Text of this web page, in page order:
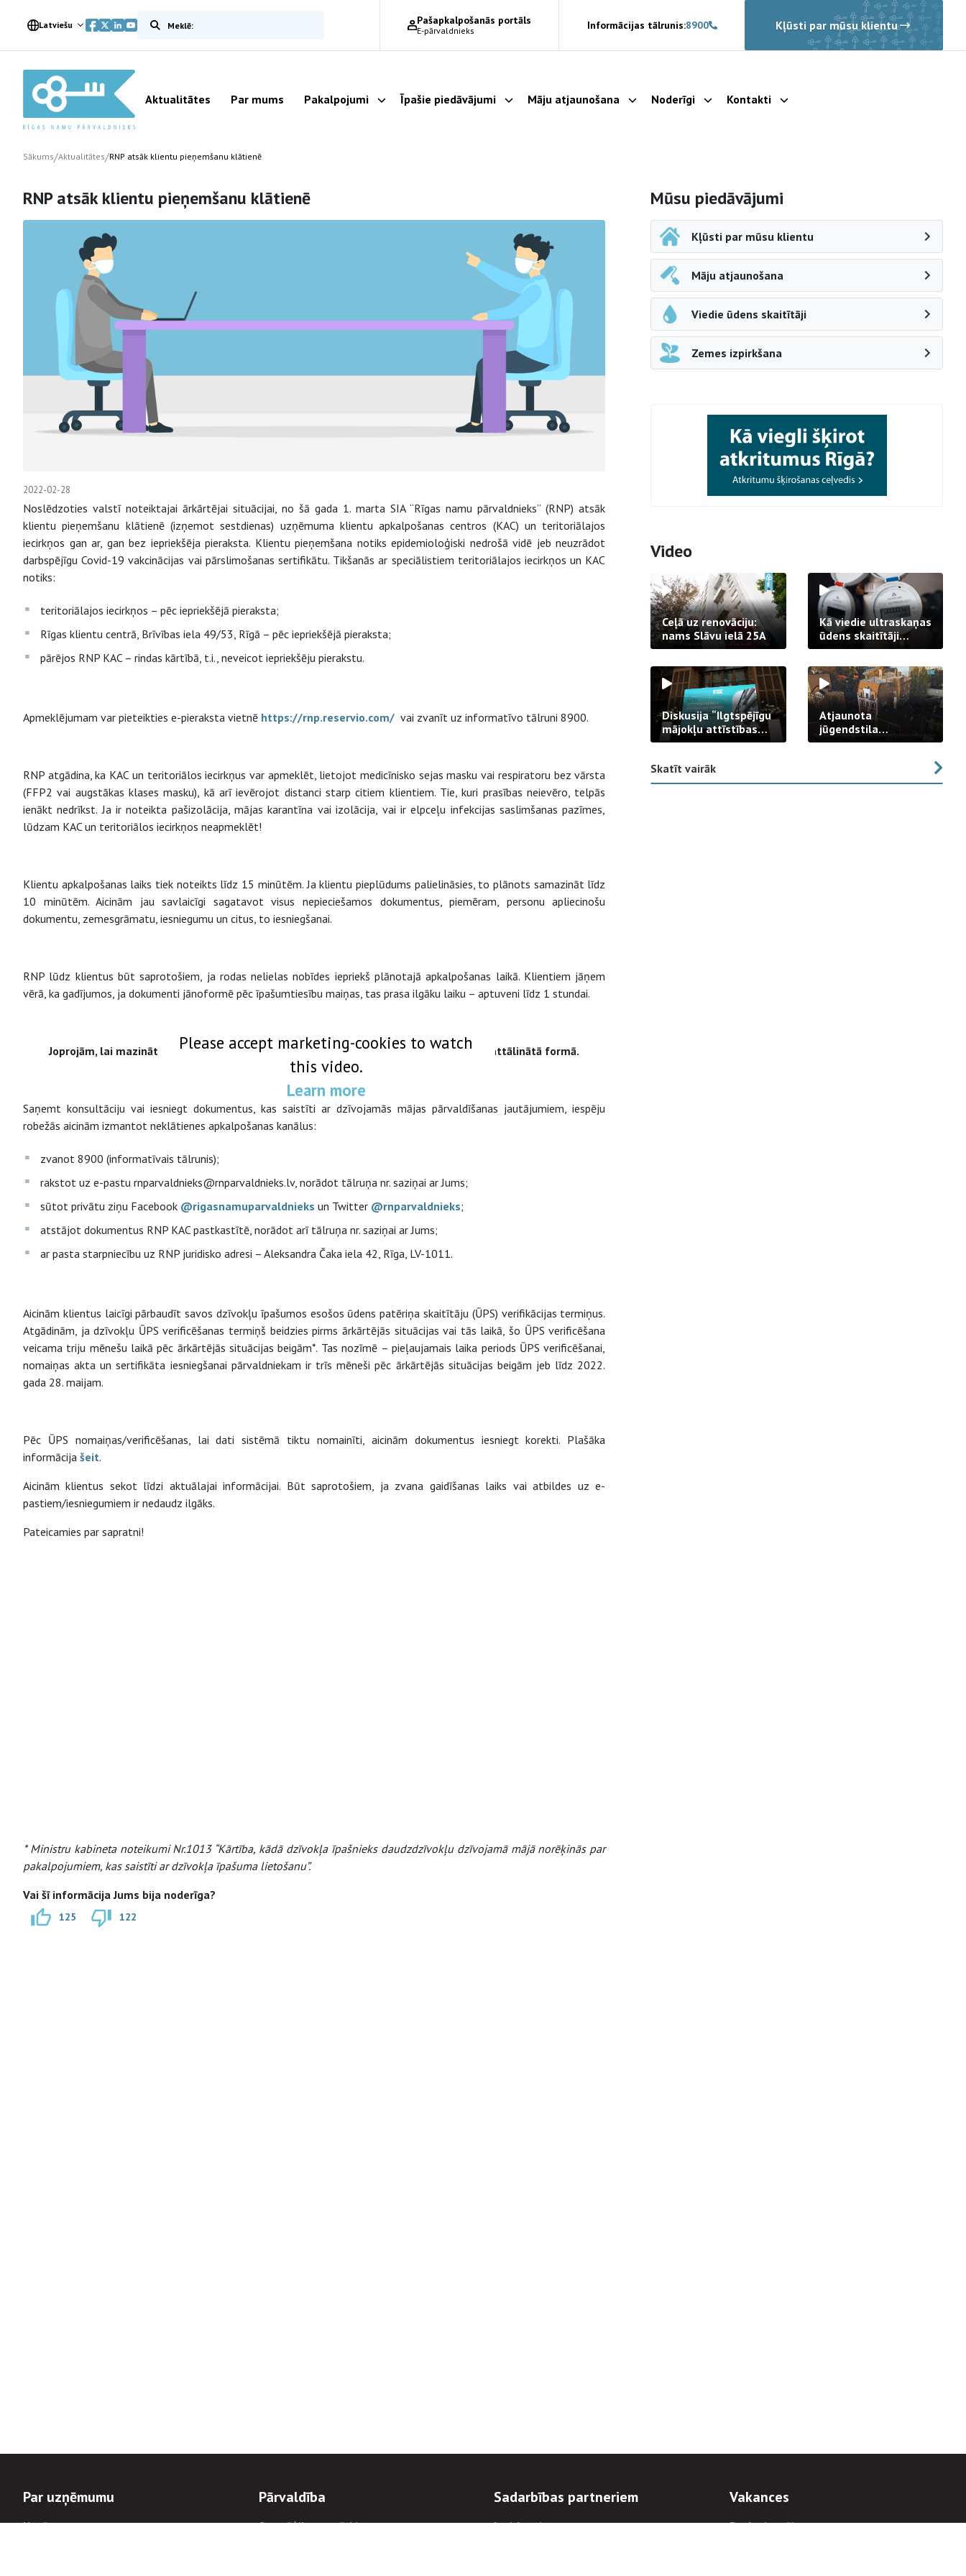
Latviešu Meklēt vietnē Pašapkalpošanās portāls
E-pārvaldnieks Informācijas tālrunis:8900 Kļūsti par mūsu klientu
Aktualitātes Par mums Pakalpojumi Parādīt apakšizvēlni
Īpašie piedāvājumi Parādīt apakšizvēlni
Māju atjaunošana Parādīt apakšizvēlni
Noderīgi Parādīt apakšizvēlni
Kontakti Parādīt apakšizvēlni
Sākums/Aktualitātes/RNP atsāk klientu pieņemšanu klātienē
RNP atsāk klientu pieņemšanu klātienē
2022-02-28
Noslēdzoties valstī noteiktajai ārkārtējai situācijai, no šā gada 1. marta SIA “Rīgas namu pārvaldnieks” (RNP) atsāk
klientu pieņemšanu klātienē (izņemot sestdienas) uzņēmuma klientu apkalpošanas centros (KAC) un teritoriālajos
iecirkņos gan ar, gan bez iepriekšēja pieraksta. Klientu pieņemšana notiks epidemioloģiski nedrošā vidē jeb neuzrādot
darbspējīgu Covid-19 vakcinācijas vai pārslimošanas sertifikātu. Tikšanās ar speciālistiem teritoriālajos iecirkņos un KAC
notiks:
teritoriālajos iecirkņos – pēc iepriekšējā pieraksta;
Rīgas klientu centrā, Brīvības iela 49/53, Rīgā – pēc iepriekšējā pieraksta;
pārējos RNP KAC – rindas kārtībā, t.i., neveicot iepriekšēju pierakstu.
Apmeklējumam var pieteikties e-pieraksta vietnē https://rnp.reservio.com/ vai zvanīt uz informatīvo tālruni 8900.
RNP atgādina, ka KAC un teritoriālos iecirkņus var apmeklēt, lietojot medicīnisko sejas masku vai respiratoru bez vārsta
(FFP2 vai augstākas klases masku), kā arī ievērojot distanci starp citiem klientiem. Tie, kuri prasības neievēro, telpās
ienākt nedrīkst. Ja ir noteikta pašizolācija, mājas karantīna vai izolācija, vai ir elpceļu infekcijas saslimšanas pazīmes,
lūdzam KAC un teritoriālos iecirkņos neapmeklēt!
Klientu apkalpošanas laiks tiek noteikts līdz 15 minūtēm. Ja klientu pieplūdums palielināsies, to plānots samazināt līdz
10 minūtēm. Aicinām jau savlaicīgi sagatavot visus nepieciešamos dokumentus, piemēram, personu apliecinošu
dokumentu, zemesgrāmatu, iesniegumu un citus, to iesniegšanai.
RNP lūdz klientus būt saprotošiem, ja rodas nelielas nobīdes iepriekš plānotajā apkalpošanas laikā. Klientiem jāņem
vērā, ka gadījumos, ja dokumenti jānoformē pēc īpašumtiesību maiņas, tas prasa ilgāku laiku – aptuveni līdz 1 stundai.
Joprojām, lai mazinātu Covid-19 izplatības riskus, aicinām klientus risināt jautājumus attālinātā formā.
Saņemt konsultāciju vai iesniegt dokumentus, kas saistīti ar dzīvojamās mājas pārvaldīšanas jautājumiem, iespēju
robežās aicinām izmantot neklātienes apkalpošanas kanālus:
zvanot 8900 (informatīvais tālrunis);
rakstot uz e-pastu rnparvaldnieks@rnparvaldnieks.lv, norādot tālruņa nr. saziņai ar Jums;
sūtot privātu ziņu Facebook @rigasnamuparvaldnieks un Twitter @rnparvaldnieks​;
atstājot dokumentus RNP KAC pastkastītē, norādot arī tālruņa nr. saziņai ar Jums;
ar pasta starpniecību uz RNP juridisko adresi – Aleksandra Čaka iela 42, Rīga, LV-1011.
Aicinām klientus laicīgi pārbaudīt savos dzīvokļu īpašumos esošos ūdens patēriņa skaitītāju (ŪPS) verifikācijas termiņus.
Atgādinām, ja dzīvokļu ŪPS verificēšanas termiņš beidzies pirms ārkārtējās situācijas vai tās laikā, šo ŪPS verificēšana
veicama triju mēnešu laikā pēc ārkārtējās situācijas beigām*. Tas nozīmē – pieļaujamais laika periods ŪPS verificēšanai,
nomaiņas akta un sertifikāta iesniegšanai pārvaldniekam ir trīs mēneši pēc ārkārtējās situācijas beigām jeb līdz 2022.
gada 28. maijam.
Pēc ŪPS nomaiņas/verificēšanas, lai dati sistēmā tiktu nomainīti, aicinām dokumentus iesniegt korekti. Plašāka
informācija šeit.
Aicinām klientus sekot līdzi aktuālajai informācijai. Būt saprotošiem, ja zvana gaidīšanas laiks vai atbildes uz e-
pastiem/iesniegumiem ir nedaudz ilgāks.
Pateicamies par sapratni!
Please accept marketing-cookies to watch
this video.
Learn more
* Ministru kabineta noteikumi Nr.1013 “Kārtība, kādā dzīvokļa īpašnieks daudzdzīvokļu dzīvojamā mājā norēķinās par
pakalpojumiem, kas saistīti ar dzīvokļa īpašuma lietošanu”.
Vai šī informācija Jums bija noderīga?
125 122
Sāna navigācija
Mūsu piedāvājumi
Kļūsti par mūsu klientu
Māju atjaunošana
Viedie ūdens skaitītāji
Zemes izpirkšana
Video
Ceļā uz renovāciju:
nams Slāvu ielā 25A
Kā viedie ultraskaņas
ūdens skaitītāji
strādā praksē
Diskusija “Ilgtspējīgu
mājokļu attīstības
izaicinājums”
Atjaunota
jūgendstila
arhitektūras pērles
Skatīt vairāk
Par uzņēmumu
Uzņēmums
Pārvaldība
Stratēģija un mērķi
Sadarbības partneriem
Iepirkumi
Vakances
Darba iespējas